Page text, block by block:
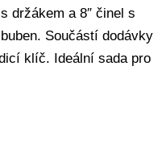
držákem a 8″ činel s
Součástí dodávky
klíč. Ideální sada pro